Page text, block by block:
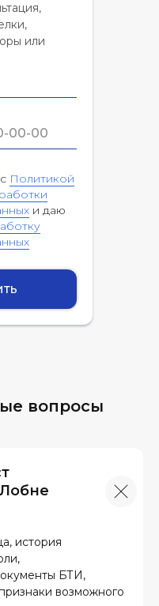
или
Политикой
и даю
вопросы
история
БТИ,
возможного